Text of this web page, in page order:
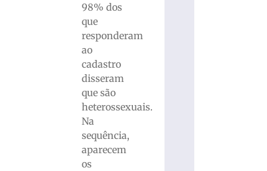
98% dos
que
responderam
ao
cadastro
disseram
que são
heterossexuais.
Na
sequência,
aparecem
os